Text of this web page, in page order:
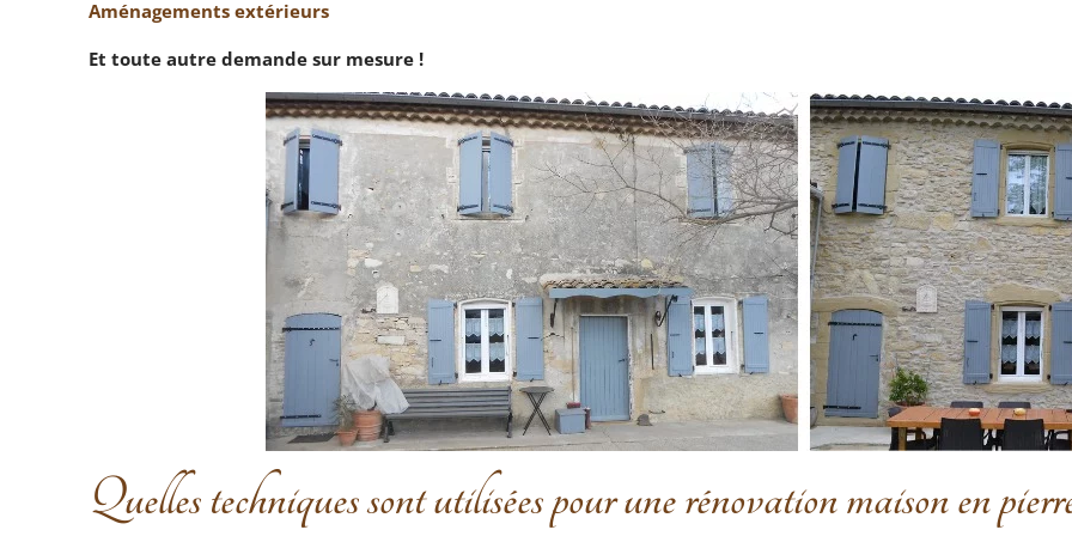
Aménagements extérieurs
Et toute autre demande sur mesure !
Quelles techniques sont utilisées pour une rénovation maison en